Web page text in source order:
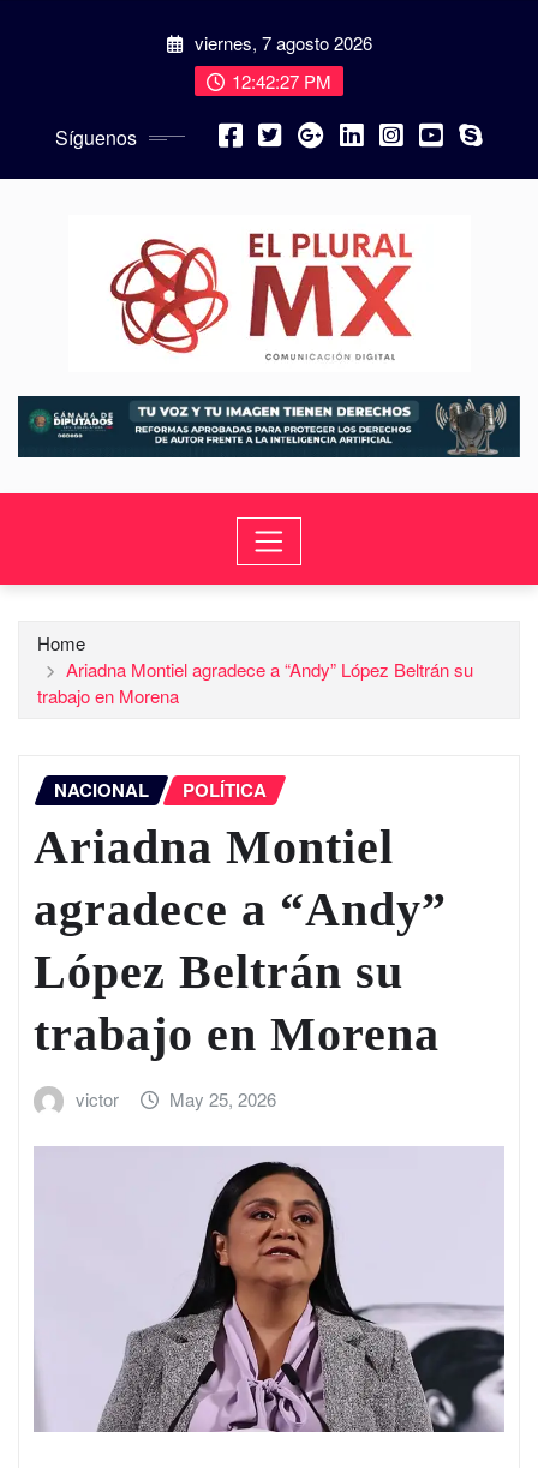
viernes, 7 agosto 2026
12:42:29 PM
Síguenos
Home
Ariadna Montiel agradece a “Andy” López Beltrán su
trabajo en Morena
NACIONAL POLÍTICA
Ariadna Montiel
agradece a “Andy”
López Beltrán su
trabajo en Morena
victor May 25, 2026